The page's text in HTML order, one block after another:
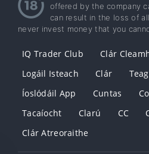
offered by the company
can result in the loss of
never invest money that you
IQ Trader Club
Clár
Logáil Isteach
Clár
Íoslódáil App
Cuntas
Tacaíocht
Clarú CC
Clár Atreoraithe